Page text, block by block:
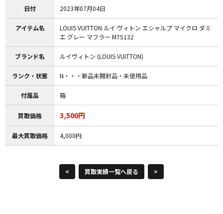
日付 2023年07月04日
アイテム名
LOUIS VUITTON ルイ ヴィトン エシャルプ マイクロ ダミ
エ グレー マフラー M75132
ブランド名 ルイヴィトン (LOUIS VUITTON)
ランク・状態 N・・・新品未開封品・未使用品
付属品 箱
買取価格 3,500円
最大買取価格 4,000円
< 買取実績一覧へ戻る >